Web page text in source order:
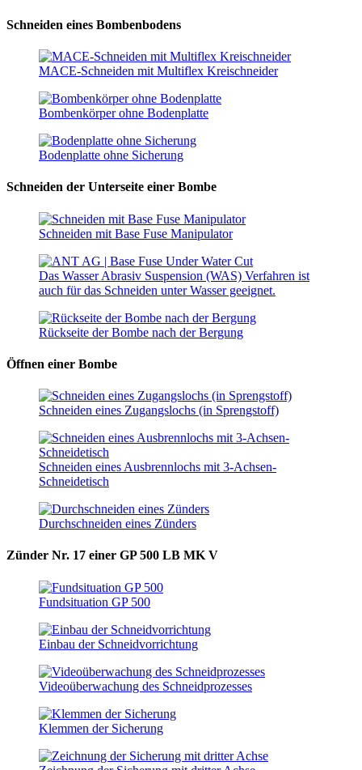
Schneiden eines Bombenbodens
MACE-Schneiden mit Multiflex Kreischneider
Bombenkörper ohne Bodenplatte
Bodenplatte ohne Sicherung
Schneiden der Unterseite einer Bombe
Schneiden mit Base Fuse Manipulator
Das Wasser Abrasiv Suspension (WAS) Verfahren ist
auch für das Schneiden unter Wasser geeignet.
Rückseite der Bombe nach der Bergung
Öffnen einer Bombe
Schneiden eines Zugangslochs (in Sprengstoff)
Schneiden eines Ausbrennlochs mit 3-Achsen-
Schneidetisch
Durchschneiden eines Zünders
Zünder Nr. 17 einer GP 500 LB MK V
Fundsituation GP 500
Einbau der Schneidvorrichtung
Videoüberwachung des Schneidprozesses
Klemmen der Sicherung